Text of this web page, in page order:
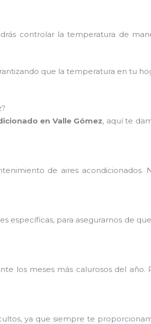
controlar la temperatura de
que la temperatura en tu
en Valle Gómez, aquí te
de aires acondicionados.
específicas, para asegurarnos de
los meses más calurosos del año.
ya que siempre te